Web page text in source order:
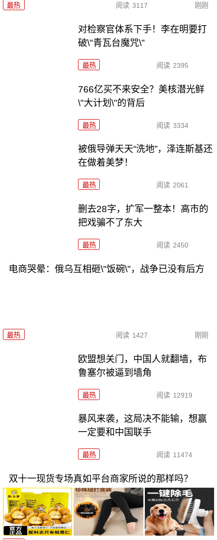
最热 阅读 3117 刚刚
对检察官体系下手！李在明要打
破\"青瓦台魔咒\"
最热 阅读 2395
766亿买不来安全？美核潜光鲜
\"大计划\"的背后
最热 阅读 3334
被俄导弹天天“洗地”，泽连斯基还
在做着美梦！
最热 阅读 2061
删去28字，扩军一整本！高市的
把戏骗不了东大
最热 阅读 2450
电商哭晕：俄乌互相砸\"饭碗\"，战争已没有后方
最热 阅读 1427 刚刚
欧盟想关门，中国人就翻墙，布
鲁塞尔被逼到墙角
最热 阅读 12919
暴风来袭，这局决不能输，想赢
一定要和中国联手
最热 阅读 11474
双十一现货专场真如平台商家所说的那样吗？